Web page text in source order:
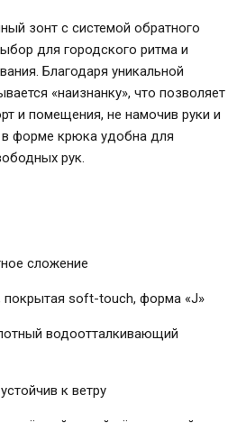
зонт с системой обратного
для городского ритма и
Благодаря уникальной
«наизнанку», что позволяет
и помещения, не намочив руки и
в форме крюка удобна для
рук.
сложение
покрытая soft-touch, форма «J»
водоотталкивающий
к ветру